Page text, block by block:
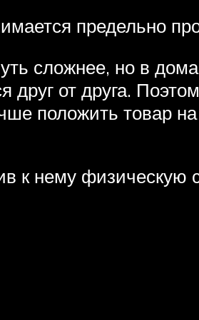
предельно
сложнее, но в
от друга.
положить товар
к нему физическую